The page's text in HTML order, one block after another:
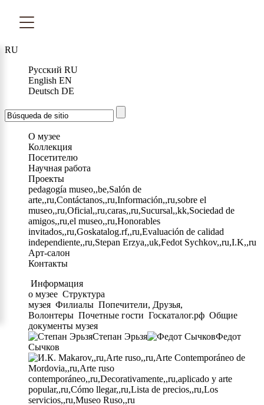
RU
Русский RU
English EN
Deutsch DE
О музее
Коллекция
Посетителю
Научная работа
Проекты
pedagogía museo,,be,Salón de
arte,,ru,Contáctanos,,ru,Información,,ru,sobre el
museo,,ru,Oficial,,ru,caras,,ru,Sucursal,,kk,Sociedad de
amigos,,ru,el museo,,ru,Honorables
invitados,,ru,Goskatalog.rf,,ru,Evaluación de calidad
independiente,,ru,Stepan Erzya,,uk,Fedot Sychkov,,ru,I.K,,ru
Арт-салон
Контакты
Информация
о музее Структура
музея Филиалы Попечители, Друзья,
Волонтеры Почетные гости Госкаталог.рф Общие
документы музея
Степан Эрьзя
Федот
Сычков